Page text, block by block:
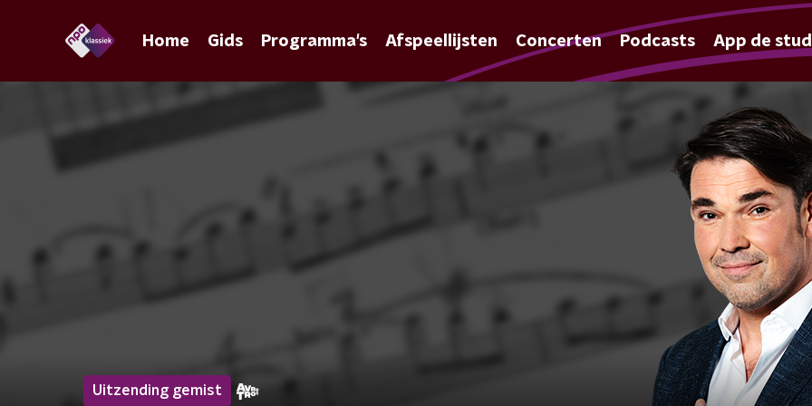
Home Gids Programma's Afspeellijsten Concerten Podcasts App de
Uitzending gemist